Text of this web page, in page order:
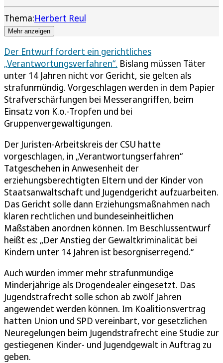
Thema:Herbert Reul
Mehr anzeigen
Der Entwurf fordert ein gerichtliches
„Verantwortungsverfahren“. Bislang müssen Täter
unter 14 Jahren nicht vor Gericht, sie gelten als
strafunmündig. Vorgeschlagen werden in dem Papier
Strafverschärfungen bei Messerangriffen, beim
Einsatz von K.o.-Tropfen und bei
Gruppenvergewaltigungen.
Der Juristen-Arbeitskreis der CSU hatte
vorgeschlagen, in „Verantwortungserfahren“
Tatgeschehen in Anwesenheit der
erziehungsberechtigten Eltern und der Kinder von
Staatsanwaltschaft und Jugendgericht aufzuarbeiten.
Das Gericht solle dann Erziehungsmaßnahmen nach
klaren rechtlichen und bundeseinheitlichen
Maßstäben anordnen können. Im Beschlussentwurf
heißt es: „Der Anstieg der Gewaltkriminalität bei
Kindern unter 14 Jahren ist besorgniserregend.“
Auch würden immer mehr strafunmündige
Minderjährige als Drogendealer eingesetzt. Das
Jugendstrafrecht solle schon ab zwölf Jahren
angewendet werden können. Im Koalitionsvertrag
hatten Union und SPD vereinbart, vor gesetzlichen
Neuregelungen beim Jugendstrafrecht eine Studie zur
gestiegenen Kinder- und Jugendgewalt in Auftrag zu
geben.